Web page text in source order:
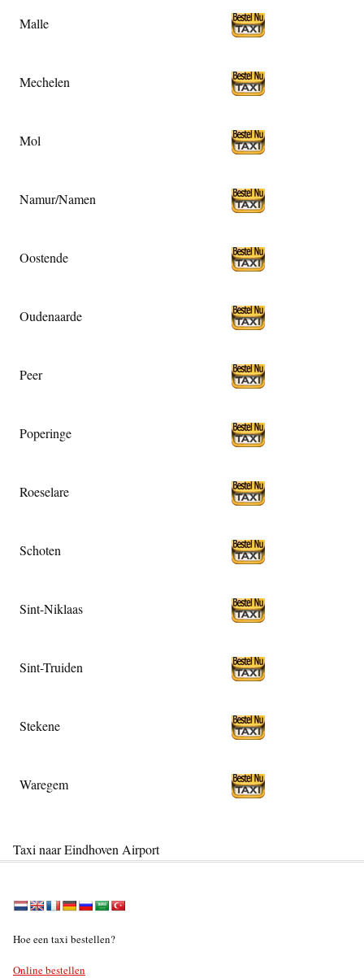
Malle
Mechelen
Mol
Namur/Namen
Oostende
Oudenaarde
Peer
Poperinge
Roeselare
Schoten
Sint-Niklaas
Sint-Truiden
Stekene
Waregem
Taxi naar Eindhoven Airport
Hoe een taxi bestellen?
Online bestellen